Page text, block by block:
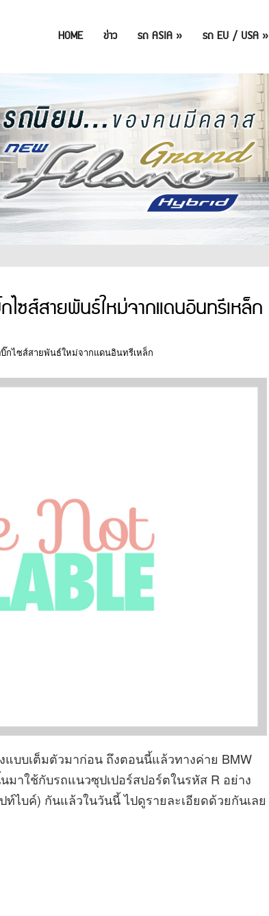
HOME ข่าว รถ ASIA » รถ EU / USA »
ซส์สายพันธ์ใหม่จากแดนอินทรีเหล็ก
บิ๊กไซส์สายพันธ์ใหม่จากแดนอินทรีเหล็ก
แบบเต็มตัวมาก่อน ถึงตอนนี้แล้วทางค่าย BMW
าใช้กับรถแนวซุปเปอร์สปอร์ตในรหัส R อย่าง
ท์ไบค์) กันแล้วในวันนี้ ไปดูรายละเอียดด้วยกันเลย